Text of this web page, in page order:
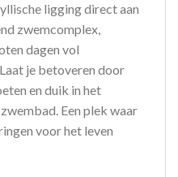
ligging direct aan
zwemcomplex,
dagen vol
je betoveren door
en duik in het
Een plek waar
voor het leven